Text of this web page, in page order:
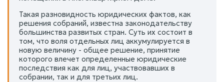
Такая разновидность юридических фактов, как
решения собраний, известна законодательству
большинства развитых стран. Суть их состоит в
том, что воля отдельных лиц аккумулируется в
новую величину - общее решение, принятие
которого влечет определенные юридические
последствия как для лиц, участвовавших в
собрании, так и для третьих лиц.